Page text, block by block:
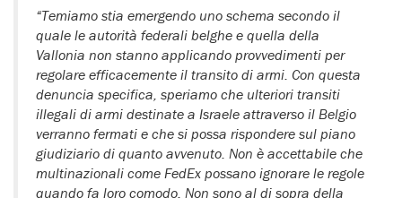
“Temiamo stia emergendo uno schema secondo il
quale le autorità federali belghe e quella della
Vallonia non stanno applicando provvedimenti per
regolare efficacemente il transito di armi. Con questa
denuncia specifica, speriamo che ulteriori transiti
illegali di armi destinate a Israele attraverso il Belgio
verranno fermati e che si possa rispondere sul piano
giudiziario di quanto avvenuto. Non è accettabile che
multinazionali come FedEx possano ignorare le regole
quando fa loro comodo. Non sono al di sopra della